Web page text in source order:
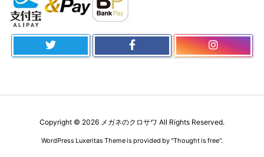
Copyright © 2026 メガネのクロサワ All Rights Reserved.
WordPress Luxeritas Theme is provided by "Thought is free".